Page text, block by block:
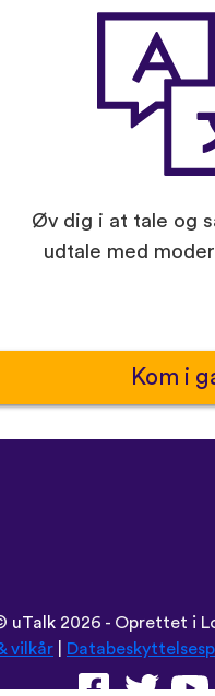
Øv dig i at tale og
udtale med
Kom i
uTalk 2026 - Oprettet i
vilkår